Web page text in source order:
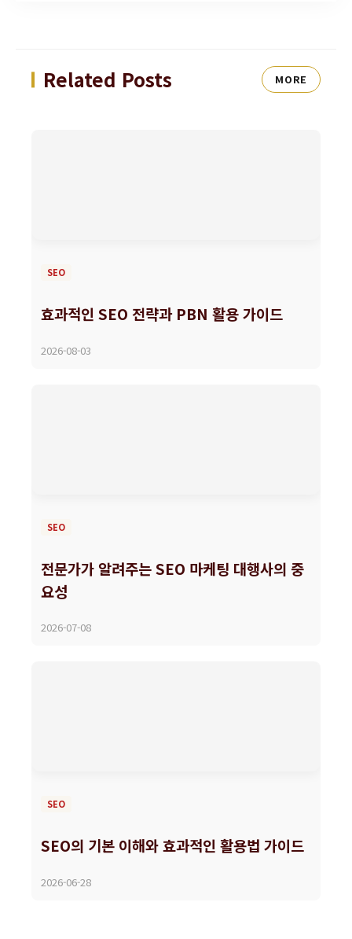
Related Posts MORE
SEO
효과적인 SEO 전략과 PBN 활용 가이드
2026-08-03
SEO
전문가가 알려주는 SEO 마케팅 대행사의 중
요성
2026-07-08
SEO
SEO의 기본 이해와 효과적인 활용법 가이드
2026-06-28